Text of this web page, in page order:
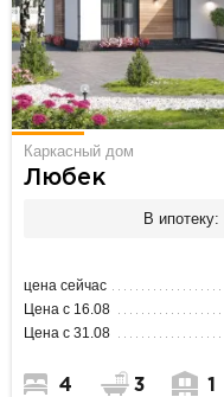
Каркасный дом
Любек
В ипотеку:
цена сейчас
Цена с 16.08
Цена с 31.08
4 3 1